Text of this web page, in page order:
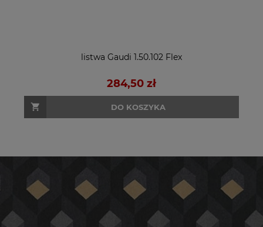
listwa Gaudi 1.50.102 Flex
284,50 zł
DO KOSZYKA